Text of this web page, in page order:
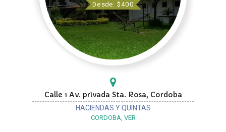
Desde: $400
Calle 1 Av. privada Sta. Rosa, Cordoba
HACIENDAS Y QUINTAS
CORDOBA, VER